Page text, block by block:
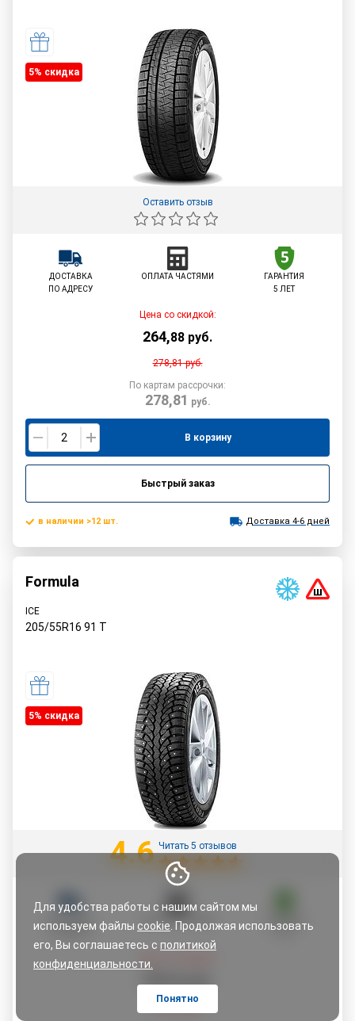
Для удобства работы с нашим сайтом мы
используем файлы cookie . Продолжая использовать
его, Вы соглашаетесь с политикой
конфиденциальности.
Понятно
5% cкидка
Оставить отзыв
ДОСТАВКА
ПО АДРЕСУ
ОПЛАТА ЧАСТЯМИ
ГАРАНТИЯ
5 ЛЕТ
Цена со скидкой:
264,88 руб.
278,81руб.
По картам рассрочки:
278,81 руб.
В корзину
Быстрый заказ
в наличии >12 шт. Доставка 4-6 дней
Formula
ICE
205/55R16 91 T
5% cкидка
4.6 Читать 5 отзывов
ПО АДРЕСУ
ОПЛАТА ЧАСТЯМИ
5 ЛЕТ